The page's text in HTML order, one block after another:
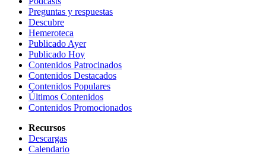
Preguntas y respuestas
Descubre
Hemeroteca
Publicado Ayer
Publicado Hoy
Contenidos Patrocinados
Contenidos Destacados
Contenidos Populares
Últimos Contenidos
Contenidos Promocionados
Recursos
Descargas
Calendario